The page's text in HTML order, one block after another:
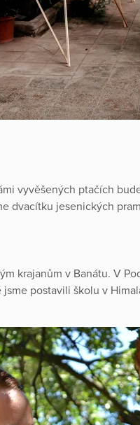
vyvěšených ptačích
dvacítku jesenických
krajanům v Banátu. V
postavili školu v